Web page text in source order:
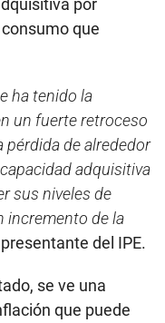
que
ha tenido la
un fuerte retroceso
pérdida de alrededor
adquisitiva
sus niveles de
incremento de la
del IPE.
se ve una
que puede